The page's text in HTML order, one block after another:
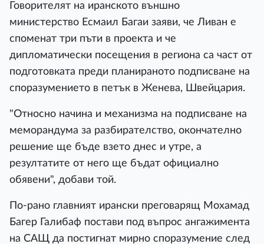
Говорителят на иранското външно
министерство Есмаил Багаи заяви, че Ливан е
споменат три пъти в проекта и че
дипломатически посещения в региона са част от
подготовката преди планираното подписване на
споразумението в петък в Женева, Швейцария.
"Относно начина и механизма на подписване на
меморандума за разбирателство, окончателно
решение ще бъде взето днес и утре, а
резултатите от него ще бъдат официално
обявени", добави той.
По-рано главният ирански преговарящ Мохамад
Багер Галибаф постави под въпрос ангажимента
на САЩ да постигнат мирно споразумение след